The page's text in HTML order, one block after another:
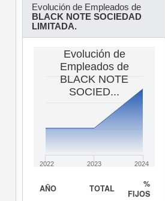
Evolución de Empleados de
BLACK NOTE SOCIEDAD
LIMITADA.
Evolución de
Empleados de
BLACK NOTE
SOCIED...
2022 2023 2024
AÑO TOTAL
%
FIJOS